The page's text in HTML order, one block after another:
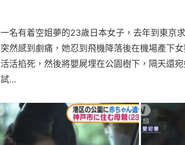
一名有着空姐夢的23歲日本女子，去年到東京
突然感到劇痛，她忍到飛機降落後在機場產下
活活掐死，然後將嬰屍埋在公園樹下，隔天還
試…